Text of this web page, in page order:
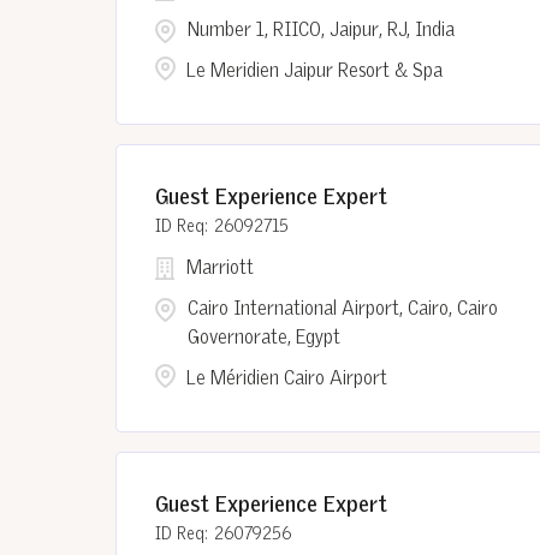
Number 1, RIICO, Jaipur, RJ, India
Le Meridien Jaipur Resort & Spa
Guest Experience Expert
26092715
Cairo International Airport, Cairo, Cairo
Governorate, Egypt
Marriott
Le Méridien Cairo Airport
Guest Experience Expert
26079256